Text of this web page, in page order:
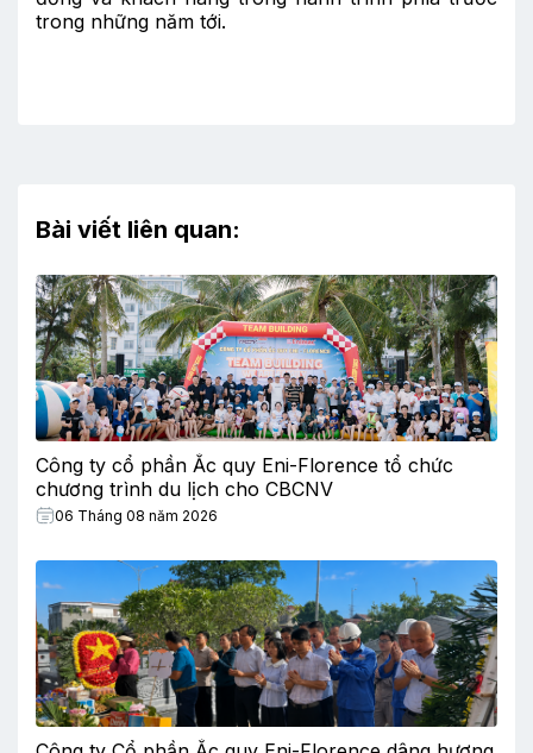
trong những năm tới.
Bài viết liên quan:
Công ty cổ phần Ắc quy Eni-Florence tổ chức
chương trình du lịch cho CBCNV
06 Tháng 08 năm 2026